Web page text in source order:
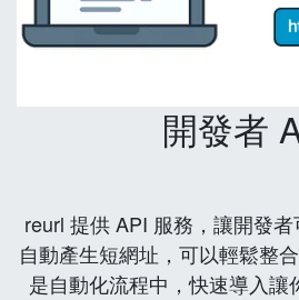
開發者
reurl 提供 API 服務，讓開發
自動產生短網址，可以輕鬆整
是自動化流程中，快速導入讓